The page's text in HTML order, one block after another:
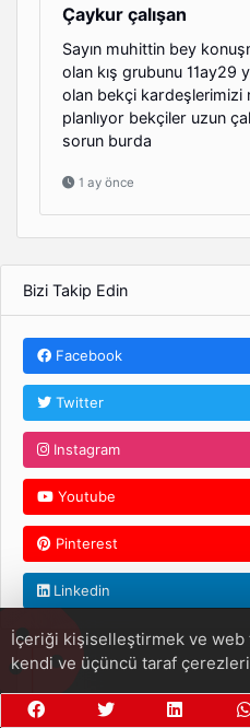
Çaykur çalışan
Sayın muhittin bey
olan kış grubunu 11ay29
olan bekçi kardeşlerimizi
planlıyor bekçiler uzun
sorun burda
1 ay önce
Bizi Takip Edin
Facebook
Twitter
Instagram
Youtube
Pinterest
Linkedin
İçeriği kişiselleştirmek ve
kendi ve üçüncü taraf